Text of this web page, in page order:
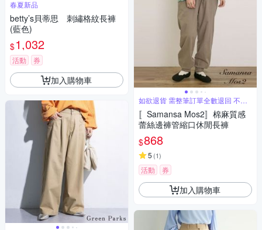
春夏新品
betty’s貝蒂思 刺繡格紋長褲
(藍色)
$1,032
活動 券
加入購物車
如欲退貨 需整筆訂單全數退回 不能
單退
〚Samansa Mos2〛棉麻質感
蕾絲邊褲管縮口休閒長褲
$868
5 (1)
活動 券
加入購物車